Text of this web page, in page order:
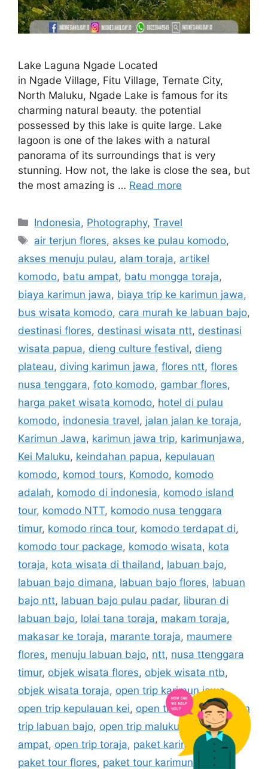
Lake Laguna Ngade Located
in Ngade Village, Fitu Village, Ternate City,
North Maluku, Ngade Lake is famous for its
charming natural beauty. the potential
possessed by this lake is quite large. Lake
lagoon is one of the lakes with a natural
panorama of its surroundings that is very
stunning. How not, the lake is close the sea, but
the most amazing is … Read more
Indonesia, Photography,Travel
air terjun flores, akses ke pulau komodo,
akses menuju pulau, alam toraja, artikel
komodo, batu ampat, batu mongga toraja,
biaya karimun jawa, biaya trip ke karimun jawa,
bus wisata komodo, cara murah ke labuan bajo,
destinasi flores, destinasi wisata ntt, destinasi
wisata papua, dieng culture festival, dieng
plateau, diving karimun jawa, flores ntt, flores
nusa tenggara, foto komodo, gambar flores,
harga paket wisata komodo, hotel di pulau
komodo, indonesia travel, jalan jalan ke toraja,
Karimun Jawa, karimun jawa trip, karimunjawa,
Kei Maluku, keindahan papua, kepulauan
komodo, komod tours, Komodo, komodo
adalah, komodo di indonesia, komodo island
tour, komodo NTT, komodo nusa tenggara
timur, komodo rinca tour, komodo terdapat di,
komodo tour package, komodo wisata, kota
toraja, kota wisata di thailand , labuan bajo,
labuan bajo dimana, labuan bajo flores, labuan
bajo ntt, labuan bajo pulau padar, liburan di
labuan bajo, lolai tana toraja, makam toraja,
makasar ke toraja, marante toraja, maumere
flores, menuju labuan bajo, ntt, nusa ttenggara
timur, objek wisata flores, objek wisata ntb,
objek wisata toraja, open trip karimun jawa,
open trip kepulauan kei, open trip komodo,open
trip labuan bajo, open trip maluku
open trip raja
ampat, open trip toraja, paket karimun jawa,
paket tour flores, paket tour karimun jawa